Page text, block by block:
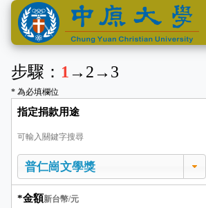
步驟： 1→ 2→ 3
* 為必填欄位
指定捐款用途
可輸入關鍵字搜尋
*金額新台幣/元